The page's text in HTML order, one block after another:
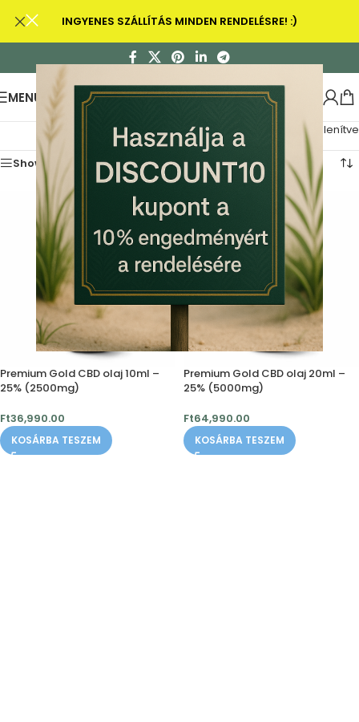
INGYENES SZÁLLÍTÁS MINDEN RENDELÉSRE! :)
MENU
Mind a(z) 2 találat megjelenítve
Show sidebar
Premium Gold CBD olaj 10ml –
25% (2500mg)
Ft36,990.00
KOSÁRBA TESZEM
Premium Gold CBD olaj 20ml –
25% (5000mg)
Ft64,990.00
KOSÁRBA TESZEM